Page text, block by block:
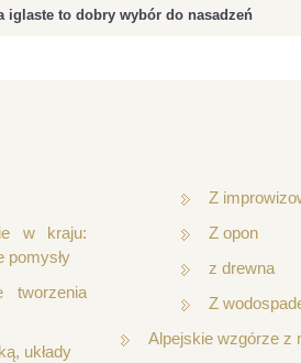
iglaste to dobry wybór do nasadzeń
w kraju:
pomysły
tworzenia
układy
Z
Z opon
z drewna
Z
Alpejskie wzgórze z